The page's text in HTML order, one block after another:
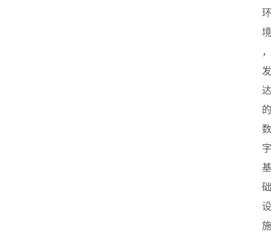
环
境
，
发
达
的
数
字
基
础
设
施